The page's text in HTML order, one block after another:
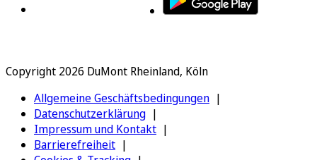
Copyright 2026 DuMont Rheinland, Köln
Allgemeine Geschäftsbedingungen
Datenschutzerklärung
Impressum und Kontakt
Barrierefreiheit